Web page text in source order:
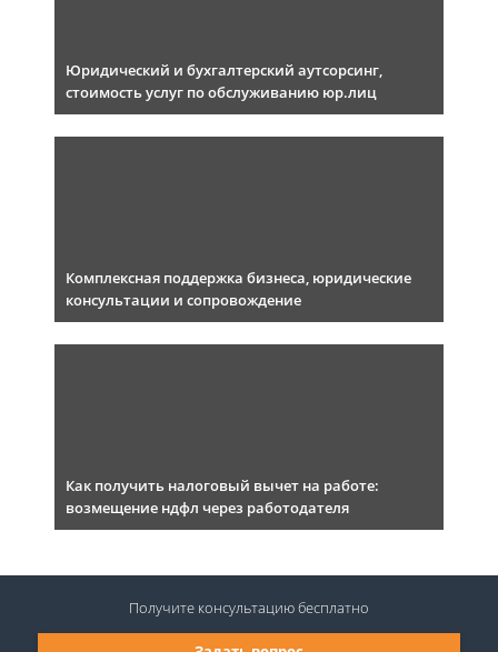
Юридический и бухгалтерский аутсорсинг,
стоимость услуг по обслуживанию юр.лиц
Комплексная поддержка бизнеса, юридические
консультации и сопровождение
Как получить налоговый вычет на работе:
возмещение ндфл через работодателя
Получите консультациюбесплатно